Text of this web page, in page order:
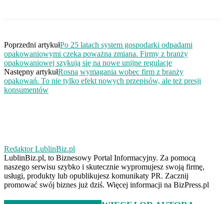
Poprzedni artykułPo 25 latach system gospodarki odpadami
opakowaniowymi czeka poważna zmiana. Firmy z branży
opakowaniowej szykują się na nowe unijne regulacje
Następny artykułRosną wymagania wobec firm z branży
opakowań. To nie tylko efekt nowych przepisów, ale też presji
konsumentów
Redaktor LublinBiz.pl
LublinBiz.pl, to Biznesowy Portal Informacyjny. Za pomocą
naszego serwisu szybko i skutecznie wypromujesz swoją firmę,
usługi, produkty lub opublikujesz komunikaty PR. Zacznij
promować swój biznes już dziś. Więcej informacji na BizPress.pl